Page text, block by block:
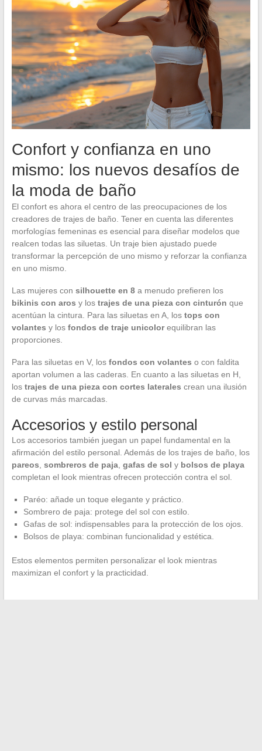
Confort y confianza en uno
mismo: los nuevos desafíos de
la moda de baño
El confort es ahora el centro de las preocupaciones de los
creadores de trajes de baño. Tener en cuenta las diferentes
morfologías femeninas es esencial para diseñar modelos que
realcen todas las siluetas. Un traje bien ajustado puede
transformar la percepción de uno mismo y reforzar la confianza
en uno mismo.
Las mujeres con silhouette en 8a menudo prefieren los
bikinis con aros y los trajes de una pieza con cinturón que
acentúan la cintura. Para las siluetas en A, los tops con
volantes y los fondos de traje unicolorequilibran las
proporciones.
Para las siluetas en V, los fondos con volantes o con faldita
aportan volumen a las caderas. En cuanto a las siluetas en H,
los trajes de una pieza con cortes laterales crean una ilusión
de curvas más marcadas.
Accesorios y estilo personal
Los accesorios también juegan un papel fundamental en la
afirmación del estilo personal. Además de los trajes de baño, los
pareos sombreros de paja, gafas de sol y bolsos de playa
completan el look mientras ofrecen protección contra el sol.
Paréo: añade un toque elegante y práctico.
Sombrero de paja: protege del sol con estilo.
Gafas de sol: indispensables para la protección de los ojos.
Bolsos de playa: combinan funcionalidad y estética.
Estos elementos permiten personalizar el look mientras
maximizan el confort y la practicidad.